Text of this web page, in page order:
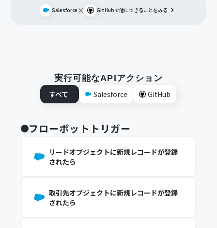
Salesforce × GitHubで他にできることをみる
実行可能なAPIアクション
すべて
Salesforce GitHub
フローボットトリガー
リードオブジェクトに新規レコードが登録
されたら
取引先オブジェクトに新規レコードが登録
されたら